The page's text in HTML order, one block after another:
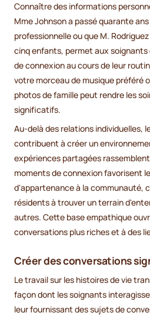
Connaître des informations
Mme Johnson a passé quarante
professionnelle ou que M.
cinq enfants, permet aux
de connexion au cours de leur
votre morceau de musique préféré
photos de famille peut rendre les
significatifs.
Au-delà des relations individuelles,
contribuent à créer un
expériences partagées
moments de connexion favorisent
d'appartenance à la communauté,
résidents à trouver un terrain
autres. Cette base empathique
conversations plus riches et à des
Créer des conversations
Le travail sur les histoires de vie
façon dont les soignants
leur fournissant des sujets de